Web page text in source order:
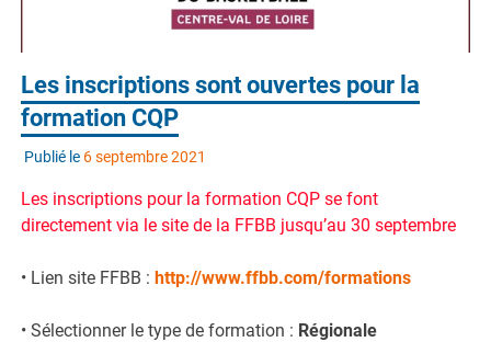
Les inscriptions sont ouvertes pour la
formation CQP
Publié le 6 septembre 2021
Les inscriptions pour la formation CQP se font
directement via le site de la FFBB jusqu’au 30 septembre
• Lien site FFBB :http://www.ffbb.com/formations
• Sélectionner le type de formation : Régionale